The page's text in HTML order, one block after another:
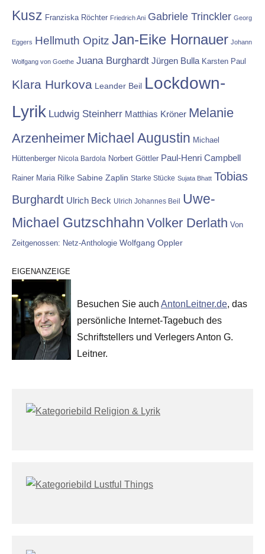
Kusz Franziska Röchter Friedrich Ani Gabriele Trinckler Georg
Eggers Hellmuth Opitz Jan-Eike Hornauer Johann
Wolfgang von Goethe Juana Burghardt Jürgen Bulla Karsten Paul
Klara Hurkova Leander Beil Lockdown-
Lyrik Ludwig Steinherr Matthias Kröner Melanie
Arzenheimer Michael Augustin Michael
Hüttenberger Nicola Bardola Norbert Göttler Paul-Henri Campbell
Rainer Maria Rilke Sabine Zaplin Starke Stücke Sujata Bhatt Tobias
Burghardt Ulrich Beck Ulrich Johannes Beil Uwe-
Michael Gutzschhahn Volker Derlath Von
Zeitgenossen: Netz-Anthologie Wolfgang Oppler
EIGENANZEIGE
Besuchen Sie auch AntonLeitner.de, das
persönliche Internet-Tagebuch des
Schriftstellers und Verlegers Anton G.
Leitner.